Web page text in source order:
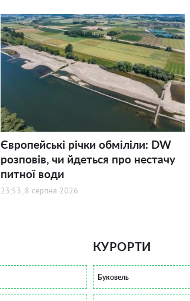
Європейські річки обміліли: DW
розповів, чи йдеться про нестачу
питної води
23:53, 8 серпня 2026
КУРОРТИ
Буковель